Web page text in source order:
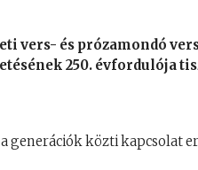
vers- és prózamondó
250. évfordulója
generációk közti kapcsolat